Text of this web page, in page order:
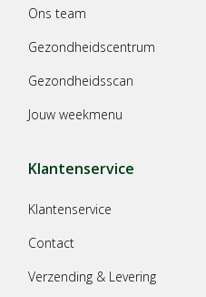
Ons team
Gezondheidscentrum
Gezondheidsscan
Jouw weekmenu
Klantenservice
Klantenservice
Contact
Verzending & Levering